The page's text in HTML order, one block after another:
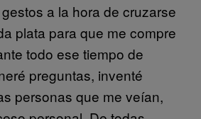
a la hora de cruzarse
plata para que me compre
todo ese tiempo de
preguntas, inventé
personas que me veían,